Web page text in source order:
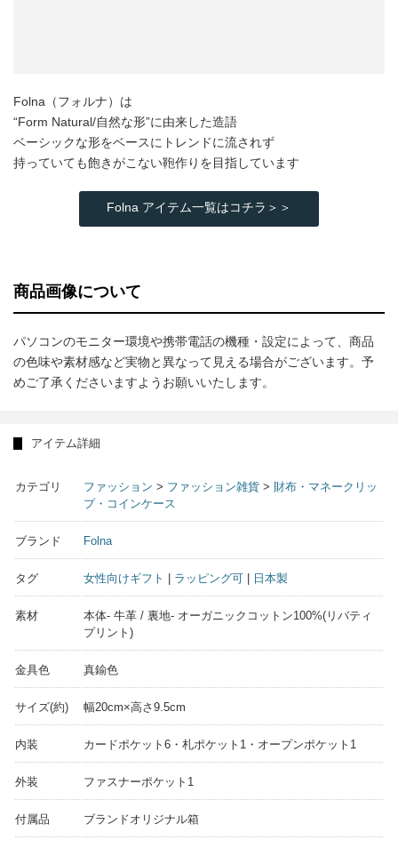
Folna（フォルナ）は
“Form Natural/自然な形”に由来した造語
ベーシックな形をベースにトレンドに流されず
持っていても飽きがこない鞄作りを目指しています
Folna アイテム一覧はコチラ＞＞
商品画像について
パソコンのモニター環境や携帯電話の機種・設定によって、商品
の色味や素材感など実物と異なって見える場合がございます。予
めご了承くださいますようお願いいたします。
アイテム詳細
カテゴリ ファッション > ファッション雑貨 > 財布・マネークリッ
プ・コインケース
ブランド Folna
タグ 女性向けギフト | ラッピング可 | 日本製
素材
本体- 牛革 / 裏地- オーガニックコットン100%(リバティ
プリント)
金具色 真鍮色
サイズ(約) 幅20cm×高さ9.5cm
内装 カードポケット6・札ポケット1・オープンポケット1
外装 ファスナーポケット1
付属品 ブランドオリジナル箱